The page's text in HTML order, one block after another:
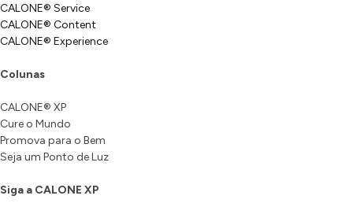
CALONE® Service
CALONE® Content
CALONE® Experience
Colunas
CALONE® XP
Cure o Mundo
Promova para o Bem
Seja um Ponto de Luz
Siga a CALONE XP